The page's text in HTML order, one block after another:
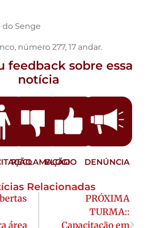
Senge
número 277, 17 andar.
feedback sobre essa
notícia
RECLAMAÇÃO
ELOGIO DENÚNCIA
Relacionadas
área
PRÓXIMA
TURMA::
Capacitação em